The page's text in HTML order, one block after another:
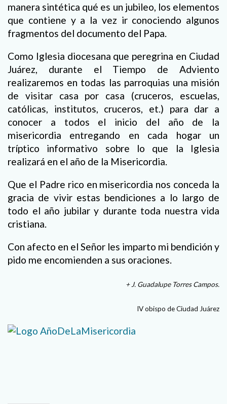
manera sintética qué es un jubileo, los elementos
que contiene y a la vez ir conociendo algunos
fragmentos del documento del Papa.
Como Iglesia diocesana que peregrina en Ciudad
Juárez, durante el Tiempo de Adviento
realizaremos en todas las parroquias una misión
de visitar casa por casa (cruceros, escuelas,
católicas, institutos, cruceros, et.) para dar a
conocer a todos el inicio del año de la
misericordia entregando en cada hogar un
tríptico informativo sobre lo que la Iglesia
realizará en el año de la Misericordia.
Que el Padre rico en misericordia nos conceda la
gracia de vivir estas bendiciones a lo largo de
todo el año jubilar y durante toda nuestra vida
cristiana.
Con afecto en el Señor les imparto mi bendición y
pido me encomienden a sus oraciones.
+ J. Guadalupe Torres Campos.
IV obispo de Ciudad Juárez